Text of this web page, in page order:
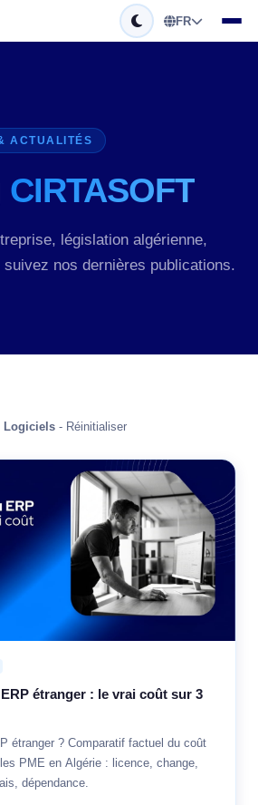
FR
ACTUALITÉS
CIRTASOFT
législation algérienne,
nos dernières publications.
Logiciels - Réinitialiser
étranger : le vrai coût sur 3
étranger ? Comparatif factuel du coût
PME en Algérie : licence, change,
dépendance.